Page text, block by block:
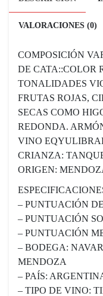
VALORACIONES (0)
COMPOSICIÓN
DE CATA::COLOR
TONALIDADES
FRUTAS ROJAS,
SECAS COMO
REDONDA.
VINO
CRIANZA:
ORIGEN:
– PUNTUACIÓN
– PUNTUACIÓN
– PUNTUACIÓN
– BODEGA:
MENDOZA
– PAÍS:
– TIPO DE VINO: